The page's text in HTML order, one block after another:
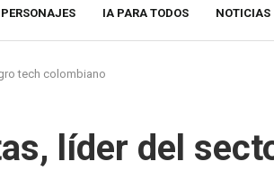
PERSONAJES IA PARA TODOS NOTICIAS
tech colombiano
líder del